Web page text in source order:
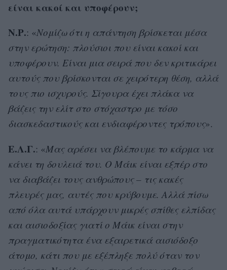
είναι κακοί και υποφέρουν;
Ν.Ρ.: «Νομίζω ότι η απάντηση βρίσκεται μέσα
στην ερώτηση: πλούσιοι που είναι κακοί και
υποφέρουν. Είναι μια σειρά που δεν κριτικάρει
αυτούς που βρίσκονται σε χειρότερη θέση, αλλά
τους πιο ισχυρούς. Σίγουρα έχει πλάκα να
βάζεις την ελίτ στο στόχαστρο με τόσο
διασκεδαστικούς και ενδιαφέροντες τρόπους».
Ε.Λ.Γ.: «Μας αρέσει να βλέπουμε το κάρμα να
κάνει τη δουλειά του. Ο Μάικ είναι εξπέρ στο
να διαβάζει τους ανθρώπους – τις κακές
πλευρές μας, αυτές που κρύβουμε. Αλλά πίσω
από όλα αυτά υπάρχουν μικρές σπίθες ελπίδας
και αισιοδοξίας γιατί ο Μάικ είναι στην
πραγματικότητα ένα εξαιρετικά αισιόδοξο
άτομο, κάτι που με εξέπληξε πολύ όταν τον